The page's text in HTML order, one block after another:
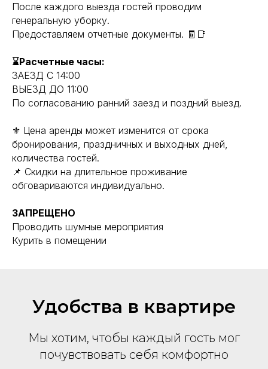
После каждого выезда гостей проводим
генеральную уборку.
Предоставляем отчетные документы. 🧾📑
⌛Расчетные часы:
ЗАЕЗД С 14:00
ВЫЕЗД ДО 11:00
По согласованию ранний заезд и поздний выезд.
⚜️ Цена аренды может изменится от срока
бронирования, праздничных и выходных дней,
количества гостей.
📌 Скидки на длительное проживание
обговариваются индивидуально.
ЗАПРЕЩЕНО
Проводить шумные мероприятия
Курить в помещении
Удобства в квартире
Мы хотим, чтобы каждый гость мог
почувствовать себя комфортно